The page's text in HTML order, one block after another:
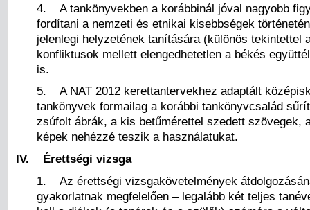
4. A tankönyvekben a korábbinál jóval nagyobb
fordítani a nemzeti és etnikai kisebbségek
jelenlegi helyzetének tanítására (különös tekintettel
konfliktusok mellett elengedhetetlen a békés
is.
5. A NAT 2012 kerettantervekhez adaptált
tankönyvek formailag a korábbi tankönyvcsalád
zsúfolt ábrák, a kis betűmérettel szedett szövegek,
képek nehézzé teszik a használatukat.
IV. Érettségi vizsga
1. Az érettségi vizsgakövetelmények
gyakorlatnak megfelelően – legalább két teljes